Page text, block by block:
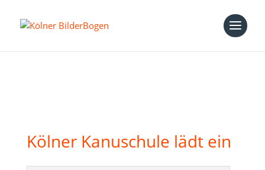
Kölner Kanuschule lädt ein